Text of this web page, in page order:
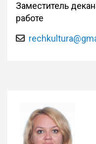
Заместитель
работе